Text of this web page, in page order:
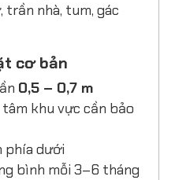
trần nhà, tum, gác
cơ bản
0,5 – 0,7 m
khu vực cần bảo
phía dưới
bình mỗi 3–6 tháng